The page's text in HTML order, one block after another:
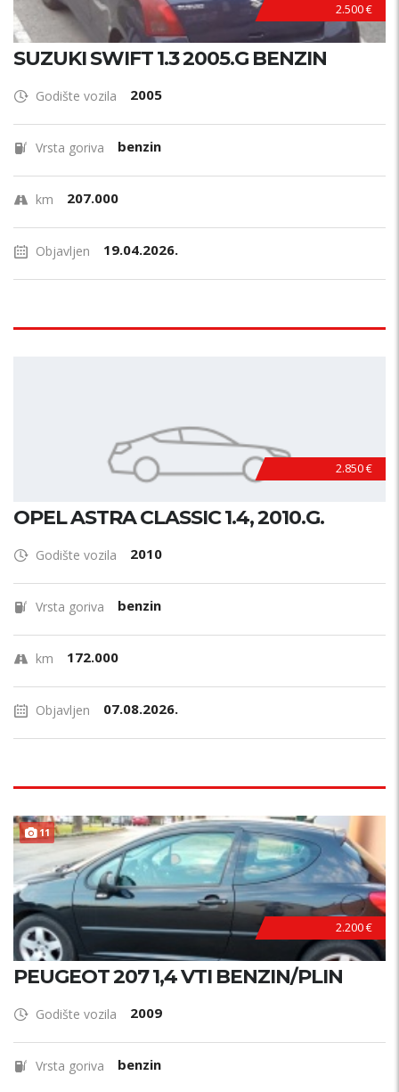
2.500 €
SUZUKI SWIFT 1.3 2005.G BENZIN
Godište vozila 2005
Vrsta goriva benzin
km 207.000
Objavljen 19.04.2026.
2.850 €
OPEL ASTRA CLASSIC 1.4, 2010.G.
Godište vozila 2010
Vrsta goriva benzin
km 172.000
Objavljen 07.08.2026.
11
2.200 €
PEUGEOT 207 1,4 VTI BENZIN/PLIN
Godište vozila 2009
Vrsta goriva benzin